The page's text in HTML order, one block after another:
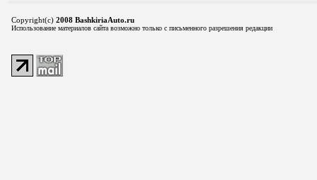
Copyright(c) 2008 BashkiriaAuto.ru
Использование материалов сайта возможно только с письменного разрешения редакции